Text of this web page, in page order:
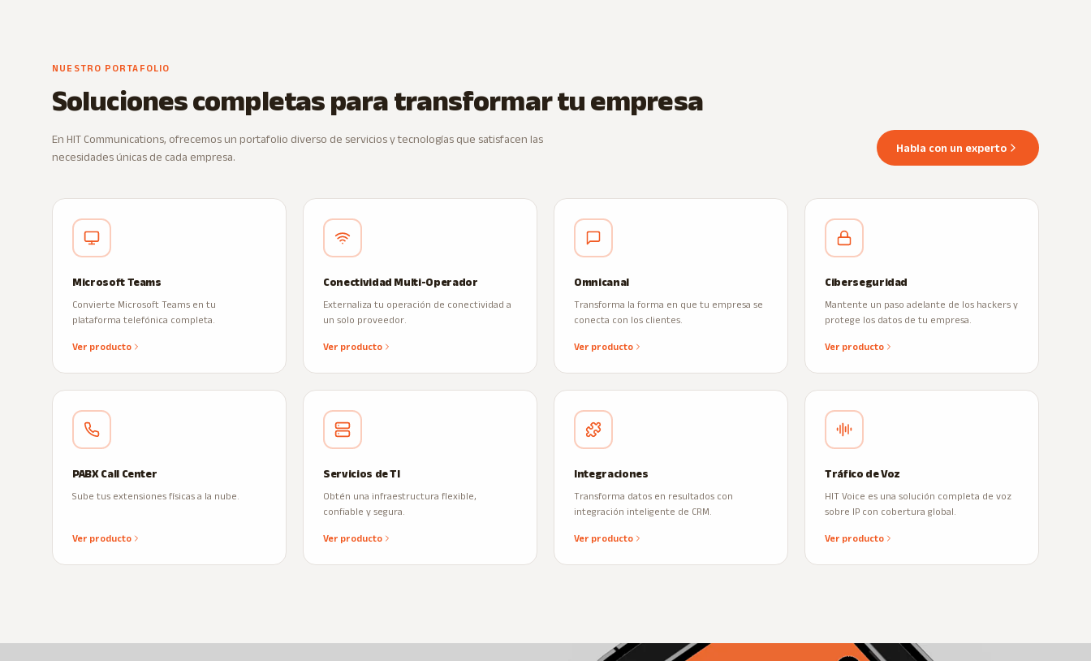
NUESTRO PORTAFOLIO
Soluciones completas para transformar tu empresa
En HIT Communications, ofrecemos un portafolio diverso de servicios y tecnologías que satisfacen las
necesidades únicas de cada empresa.
Habla con un experto
Microsoft Teams
Convierte Microsoft Teams en tu
plataforma telefónica completa.
Ver producto
Conectividad Multi-Operador
Externaliza tu operación de conectividad a
un solo proveedor.
Ver producto
Omnicanal
Transforma la forma en que tu empresa se
conecta con los clientes.
Ver producto
Ciberseguridad
Mantente un paso adelante de los hackers y
protege los datos de tu empresa.
Ver producto
PABX Call Center
Sube tus extensiones físicas a la nube.
Ver producto
Servicios de TI
Obtén una infraestructura flexible,
confiable y segura.
Ver producto
Integraciones
Transforma datos en resultados con
integración inteligente de CRM.
Ver producto
Tráfico de Voz
HIT Voice es una solución completa de voz
sobre IP con cobertura global.
Ver producto